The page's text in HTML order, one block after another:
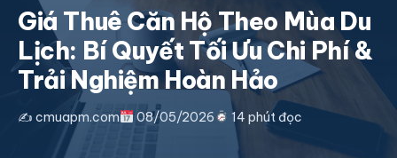
Giá Thuê Căn Hộ Theo Mùa Du
Lịch: Bí Quyết Tối Ưu Chi Phí &
Trải Nghiệm Hoàn Hảo
✍️ cmuapm.com 08/05/2026 14 phút đọc